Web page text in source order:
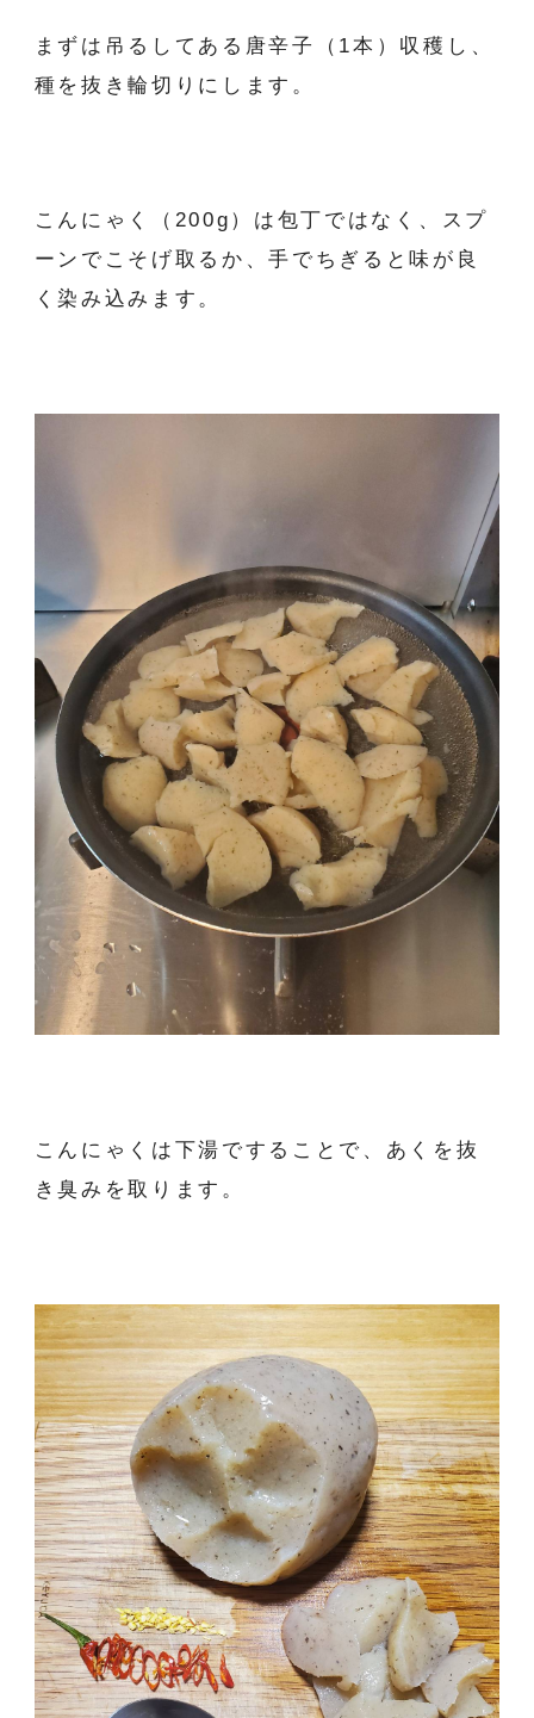
まずは吊るしてある唐辛子（1本）収穫し、
種を抜き輪切りにします。
こんにゃく（200g）は包丁ではなく、スプ
ーンでこそげ取るか、手でちぎると味が良
く染み込みます。
こんにゃくは下湯ですることで、あくを抜
き臭みを取ります。